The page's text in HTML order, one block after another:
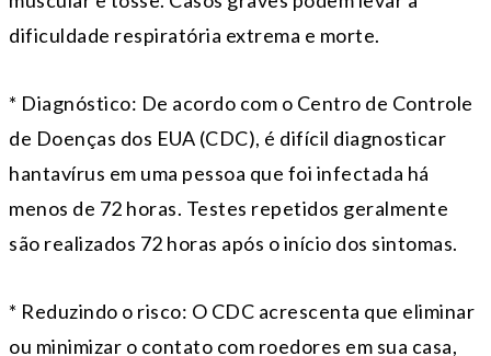
dificuldade respiratória extrema e morte.
* Diagnóstico: De acordo com o Centro de Controle
de Doenças dos EUA (CDC), é difícil diagnosticar
hantavírus em uma pessoa que foi infectada há
menos de 72 horas. Testes repetidos geralmente
são realizados 72 horas após o início dos sintomas.
* Reduzindo o risco: O CDC acrescenta que eliminar
ou minimizar o contato com roedores em sua casa,